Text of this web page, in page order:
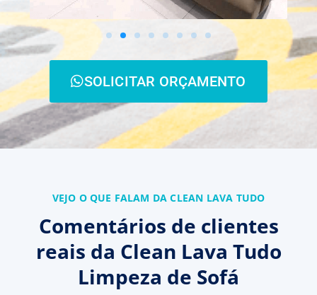
SOLICITAR ORÇAMENTO
VEJO O QUE FALAM DA CLEAN LAVA TUDO
Comentários de clientes
reais da Clean Lava Tudo
Limpeza de Sofá